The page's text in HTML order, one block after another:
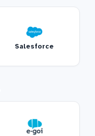
Salesforce